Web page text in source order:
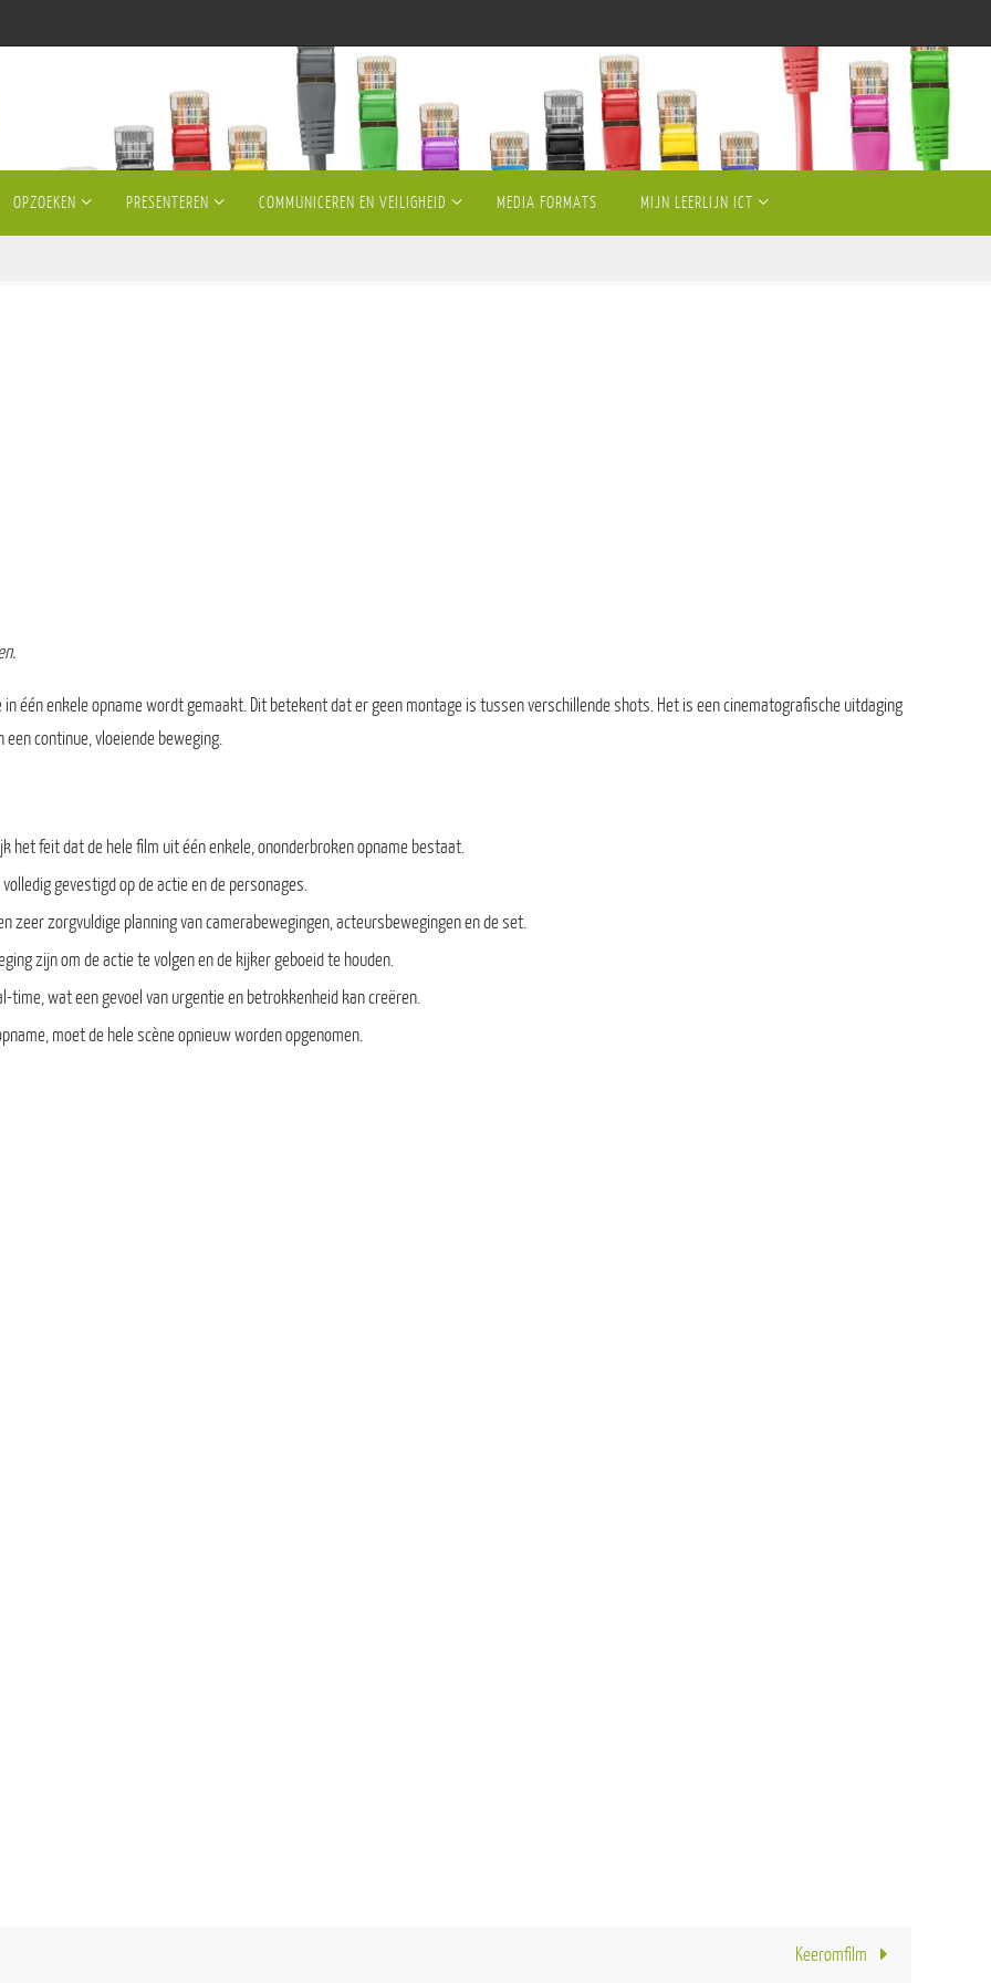
OPZOEKEN PRESENTEREN COMMUNICEREN EN VEILIGHEID MEDIA FORMATS MIJN LEERLIJN ICT
één enkele opname wordt gemaakt. Dit betekent dat er geen montage is tussen verschillende shots. Het is een cinematografische uitdaging
continue, vloeiende beweging.
het feit dat de hele film uit één enkele, ononderbroken opname bestaat.
gevestigd op de actie en de personages.
zeer zorgvuldige planning van camerabewegingen, acteursbewegingen en de set.
zijn om de actie te volgen en de kijker geboeid te houden.
wat een gevoel van urgentie en betrokkenheid kan creëren.
moet de hele scène opnieuw worden opgenomen.
Keeromfilm